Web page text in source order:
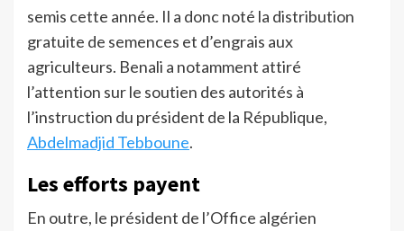
semis cette année. Il a donc noté la distribution
gratuite de semences et d’engrais aux
agriculteurs. Benali a notamment attiré
l’attention sur le soutien des autorités à
l’instruction du président de la République,
Abdelmadjid Tebboune.
Les efforts payent
En outre, le président de l’Office algérien